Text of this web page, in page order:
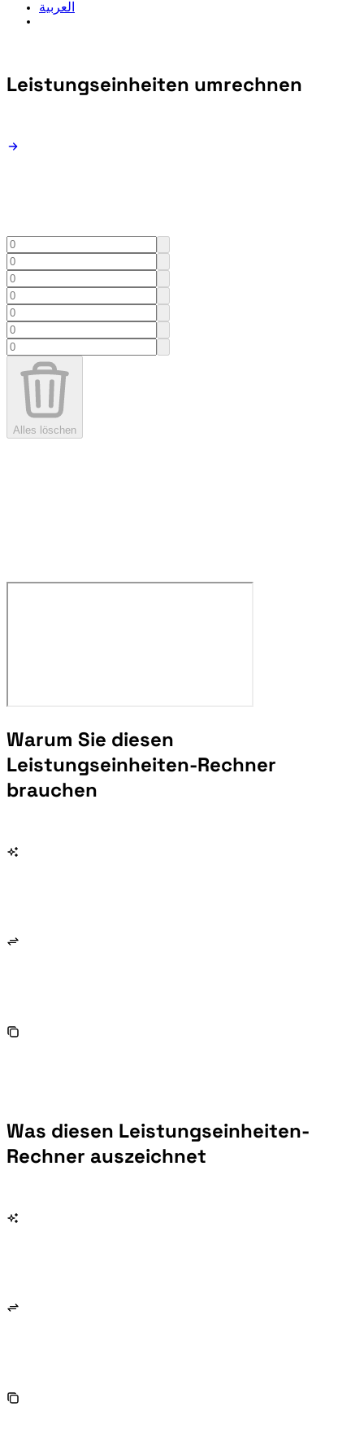
العربية
Leistungseinheiten umrechnen
Alles löschen
Warum Sie diesen
Leistungseinheiten-Rechner
brauchen
Was diesen Leistungseinheiten-
Rechner auszeichnet